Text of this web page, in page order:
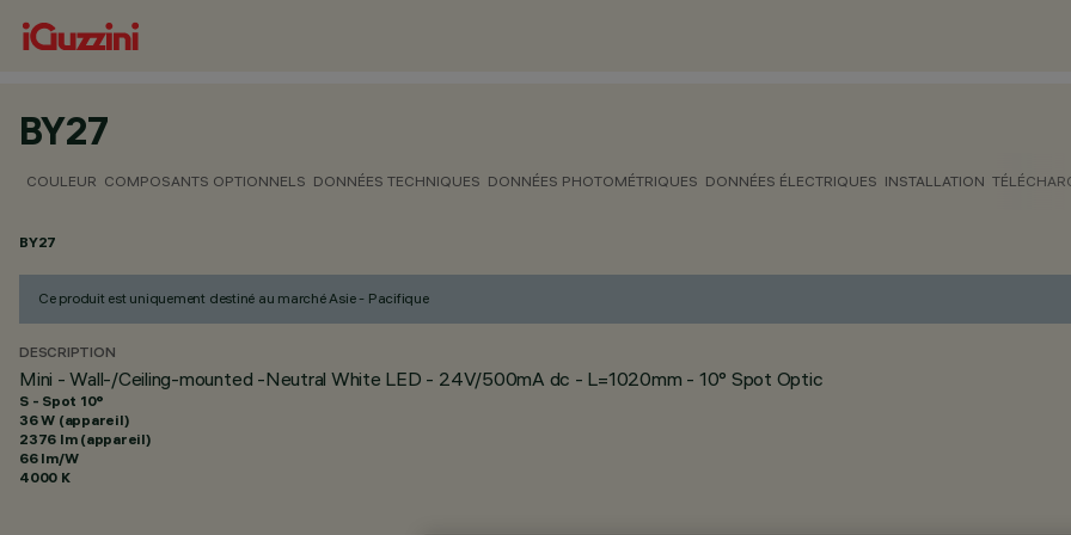
BY27
COULEUR COMPOSANTS OPTIONNELS DONNÉES TECHNIQUES DONNÉES PHOTOMÉTRIQUES DONNÉES ÉLECTRIQUES INSTALLATION
BY27
Ce produit est uniquement destiné au marché Asie - Pacifique
DESCRIPTION
Mini - Wall-/Ceiling-mounted -Neutral White LED - 24V/500mA dc - L=1020mm - 10° Spot Optic
S - Spot 10°
36 W (appareil)
2376 lm (appareil)
66 lm/W
4000 K